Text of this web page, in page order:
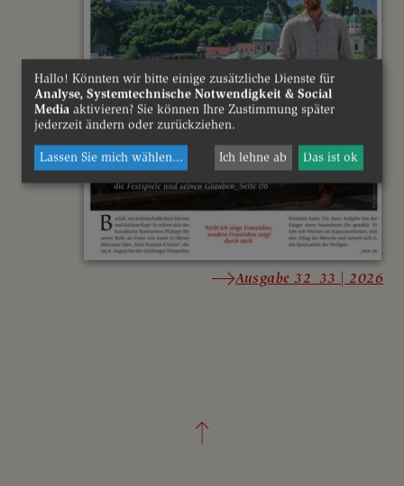
Ausgabe 32_33 | 2026
Hallo! Könnten wir bitte einige zusätzliche Dienste für
Analyse, Systemtechnische Notwendigkeit & Social
Media aktivieren? Sie können Ihre Zustimmung später
jederzeit ändern oder zurückziehen.
Lassen Sie mich wählen... Ich lehne ab Das ist ok